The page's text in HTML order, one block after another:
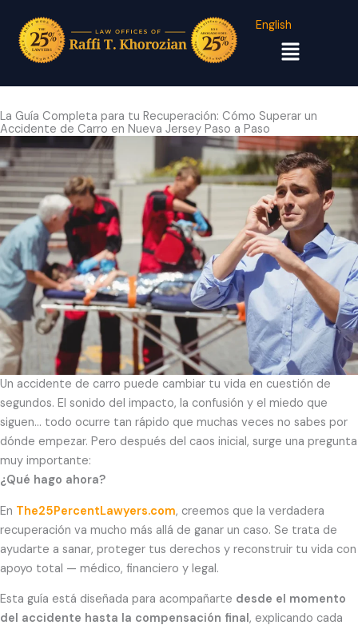
English
Menú
La Guía Completa para tu Recuperación: Cómo Superar un
Accidente de Carro en Nueva Jersey Paso a Paso
Un accidente de carro puede cambiar tu vida en cuestión de
segundos. El sonido del impacto, la confusión y el miedo que
siguen… todo ocurre tan rápido que muchas veces no sabes por
dónde empezar. Pero después del caos inicial, surge una pregunta
muy importante:
¿Qué hago ahora?
En The25PercentLawyers.com, creemos que la verdadera
recuperación va mucho más allá de ganar un caso. Se trata de
ayudarte a sanar, proteger tus derechos y reconstruir tu vida con
apoyo total — médico, financiero y legal.
Esta guía está diseñada para acompañarte desde el momento
del accidente hasta la compensación final, explicando cada